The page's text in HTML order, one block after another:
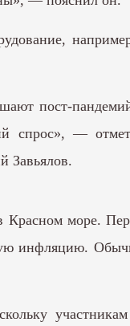
пост-
спрос», —
Завьялов.
Красном море.
инфляцию.
участникам